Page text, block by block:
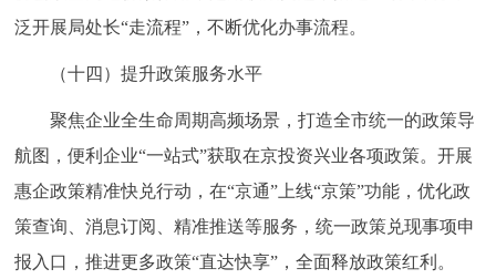
泛开展局处长“走流程”，不断优化办事流程。
（十四）提升政策服务水平
聚焦企业全生命周期高频场景，打造全市统一的政策导
航图，便利企业“一站式”获取在京投资兴业各项政策。开展
惠企政策精准快兑行动，在“京通”上线“京策”功能，优化政
策查询、消息订阅、精准推送等服务，统一政策兑现事项申
报入口，推进更多政策“直达快享”，全面释放政策红利。